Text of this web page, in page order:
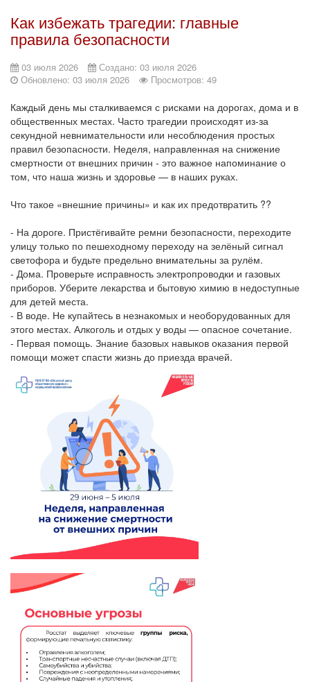
Как избежать трагедии: главные
правила безопасности
03 июля 2026
Создано: 03 июля 2026
Обновлено: 03 июля 2026
Просмотров: 49
Каждый день мы сталкиваемся с рисками на дорогах, дома и в
общественных местах. Часто трагедии происходят из-за
секундной невнимательности или несоблюдения простых
правил безопасности. Неделя, направленная на снижение
смертности от внешних причин - это важное напоминание о
том, что наша жизнь и здоровье — в наших руках.
Что такое «внешние причины» и как их предотвратить ??
- На дороге. Пристёгивайте ремни безопасности, переходите
улицу только по пешеходному переходу на зелёный сигнал
светофора и будьте предельно внимательны за рулём.
- Дома. Проверьте исправность электропроводки и газовых
приборов. Уберите лекарства и бытовую химию в недоступные
для детей места.
- В воде. Не купайтесь в незнакомых и необорудованных для
этого местах. Алкоголь и отдых у воды — опасное сочетание.
- Первая помощь. Знание базовых навыков оказания первой
помощи может спасти жизнь до приезда врачей.